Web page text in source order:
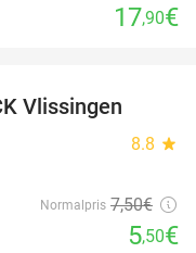
17,90€
Vlissingen
8.8 star
Normalpris 7,50€
5,50€